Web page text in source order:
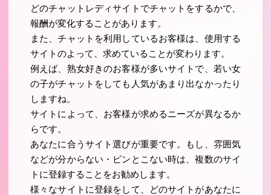
どのチャットレディサイトでチャットをするかで、
報酬が変化することがあります。
また、チャットを利用しているお客様は、使用する
サイトのよって、求めていることが変わります。
例えば、熟女好きのお客様が多いサイトで、若い女
の子がチャットをしても人気があまり出なかったり
しますね。
サイトによって、お客様が求めるニーズが異なるか
らです。
あなたに合うサイト選びが重要です。もし、雰囲気
などが分からない・ピンとこない時は、複数のサイ
トに登録することをお勧めします。
様々なサイトに登録をして、どのサイトがあなたに